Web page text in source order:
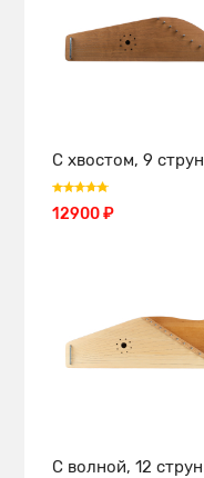
С хвостом, 9 струн
12900 ₽
С волной, 12 струн